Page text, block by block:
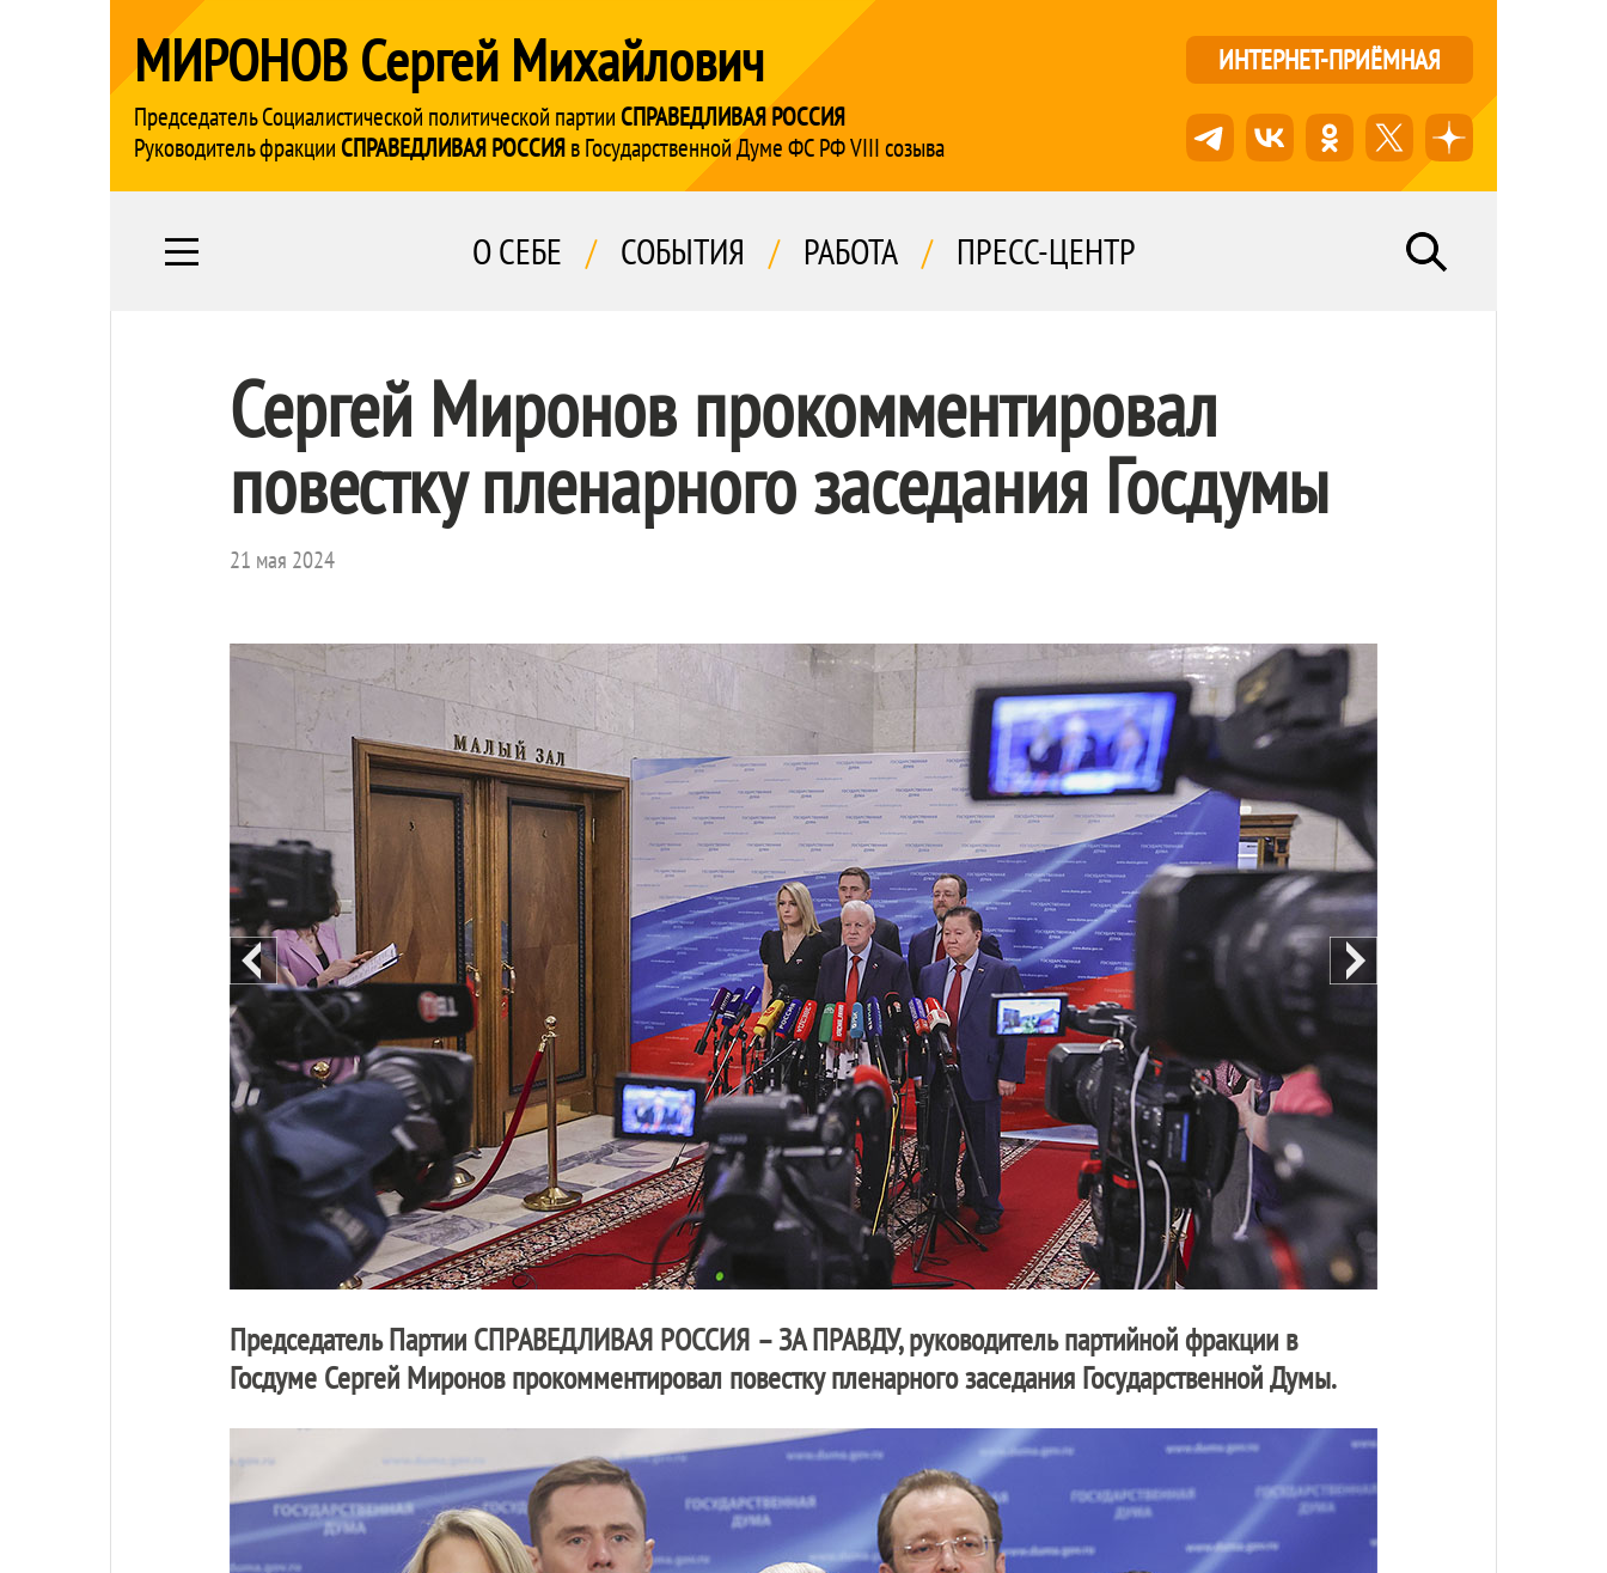
МИРОНОВ Сергей Михайлович
Председатель Социалистической политической партии СПРАВЕДЛИВАЯ РОССИЯ
Руководитель фракции СПРАВЕДЛИВАЯ РОССИЯв Государственной Думе ФС РФ VIII созыва
ИНТЕРНЕТ-ПРИЁМНАЯ
О СЕБЕ / СОБЫТИЯ / РАБОТА / ПРЕСС-ЦЕНТР
Сергей Миронов прокомментировал
повестку пленарного заседания Госдумы
21 мая 2024
Председатель Партии СПРАВЕДЛИВАЯ РОССИЯ – ЗА ПРАВДУ, руководитель партийной фракции в
Госдуме Сергей Миронов прокомментировал повестку пленарного заседания Государственной Думы.